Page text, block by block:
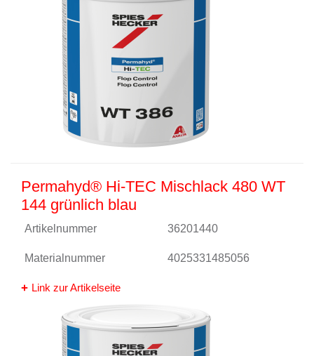
Permahyd® Hi-TEC Mischlack 480 WT
144 grünlich blau
Artikelnummer 36201440
Materialnummer 4025331485056
Link zur Artikelseite